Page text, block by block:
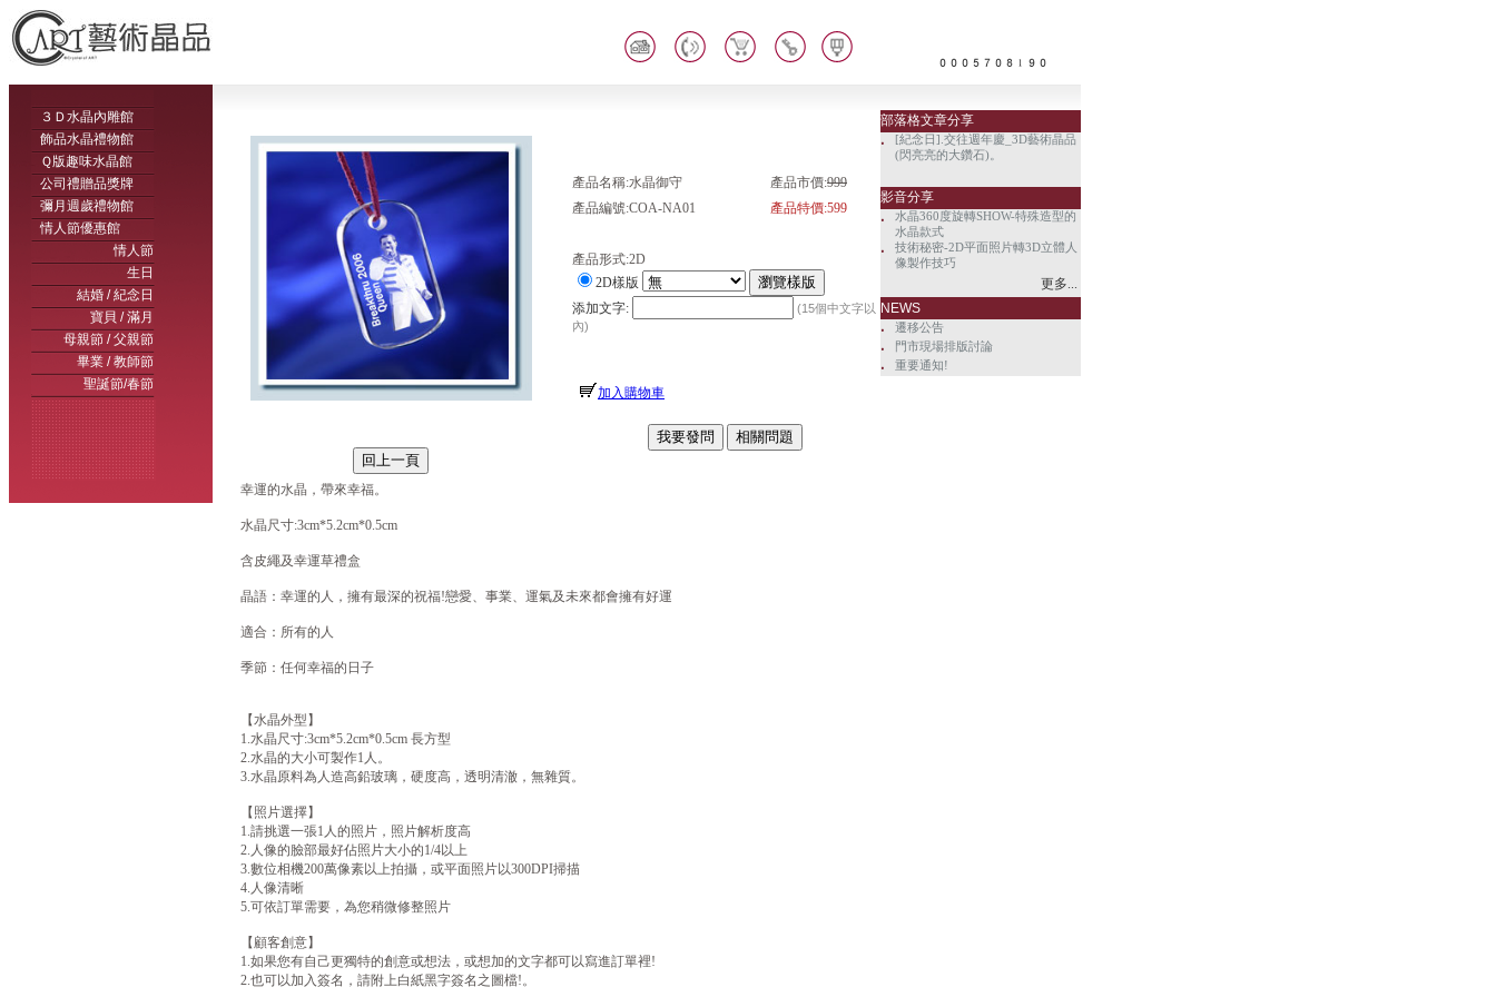
３Ｄ水晶內雕館
飾品水晶禮物館
Ｑ版趣味水晶館
公司禮贈品獎牌
彌月週歲禮物館
情人節優惠館
情人節
生日
結婚 / 紀念日
寶貝 / 滿月
母親節 / 父親節
畢業 / 教師節
聖誕節/春節
產品名稱:水晶御守 產品市價:999
產品編號:COA-NA01
產品特價:599
產品形式:2D
2D樣版
添加文字:
(15個中文字以
內)
加入購物車
幸運的水晶，帶來幸福。
水晶尺寸:3cm*5.2cm*0.5cm
含皮繩及幸運草禮盒
晶語：幸運的人，擁有最深的祝福!戀愛、事業、運氣及未來都會擁有好運
適合：所有的人
季節：任何幸福的日子
【水晶外型】
1.水晶尺寸:3cm*5.2cm*0.5cm 長方型
2.水晶的大小可製作1人。
3.水晶原料為人造高鉛玻璃，硬度高，透明清澈，無雜質。
【照片選擇】
1.請挑選一張1人的照片，照片解析度高
2.人像的臉部最好佔照片大小的1/4以上
3.數位相機200萬像素以上拍攝，或平面照片以300DPI掃描
4.人像清晰
5.可依訂單需要，為您稍微修整照片
【顧客創意】
1.如果您有自己更獨特的創意或想法，或想加的文字都可以寫進訂單裡!
2.也可以加入簽名，請附上白紙黑字簽名之圖檔!。
部落格文章分享
‧
[紀念日].交往週年慶_3D藝術晶品
(閃亮亮的大鑽石)。
影音分享
‧
水晶360度旋轉SHOW-特殊造型的
水晶款式
‧
技術秘密-2D平面照片轉3D立體人
像製作技巧
更多...
NEWS
‧
遷移公告
‧ 門市現場排版討論
‧ 重要通知!